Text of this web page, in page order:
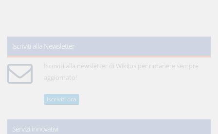
Iscriviti alla Newsletter
Iscriviti alla newsletter di WikiJus per rimanere sempre
aggiornato!
Iscriviti ora
Servizi innovativi